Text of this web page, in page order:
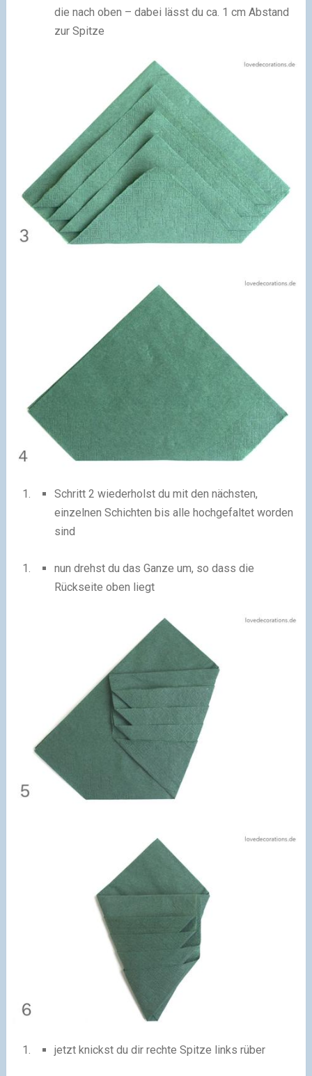
die nach oben – dabei lässt du ca. 1 cm Abstand
zur Spitze
Schritt 2 wiederholst du mit den nächsten,
einzelnen Schichten bis alle hochgefaltet worden
sind
nun drehst du das Ganze um, so dass die
Rückseite oben liegt
jetzt knickst du dir rechte Spitze links rüber